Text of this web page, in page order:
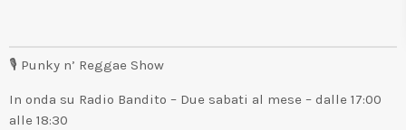
🎙 Punky n’ Reggae Show
In onda su Radio Bandito – Due sabati al mese – dalle 17:00
alle 18:30